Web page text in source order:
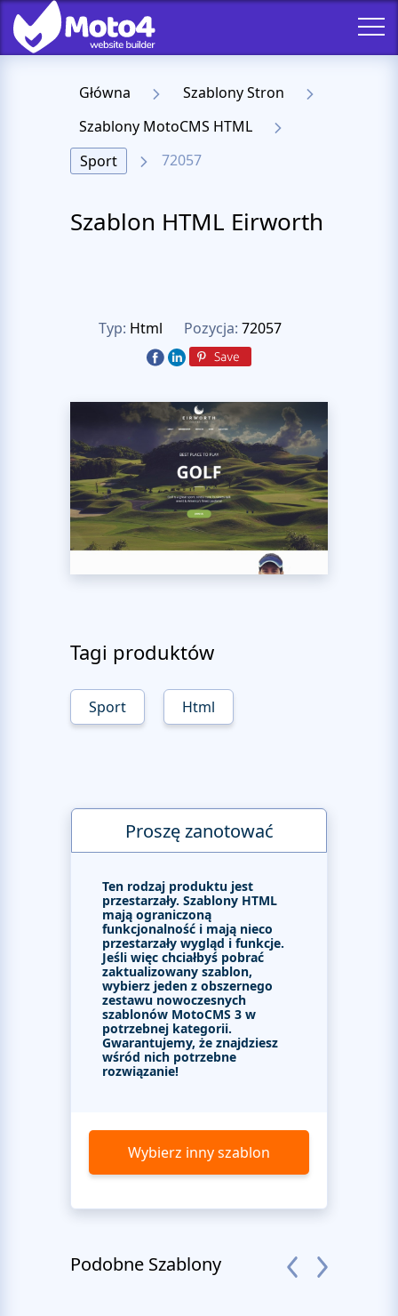
Główna
Szablony Stron
Szablony MotoCMS HTML
Sport
72057
Szablon HTML Eirworth
Typ: Html Pozycja: 72057
Tagi produktów
Sport Html
Proszę zanotować
Ten rodzaj produktu jest
przestarzały. Szablony HTML
mają ograniczoną
funkcjonalność i mają nieco
przestarzały wygląd i funkcje.
Jeśli więc chciałbyś pobrać
zaktualizowany szablon,
wybierz jeden z obszernego
zestawu nowoczesnych
szablonów MotoCMS 3 w
potrzebnej kategorii.
Gwarantujemy, że znajdziesz
wśród nich potrzebne
rozwiązanie!
Wybierz inny szablon
Podobne Szablony